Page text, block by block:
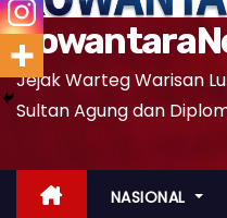
e
t Jejak Warteg Warisan
Sultan Agung dan
NASIONAL